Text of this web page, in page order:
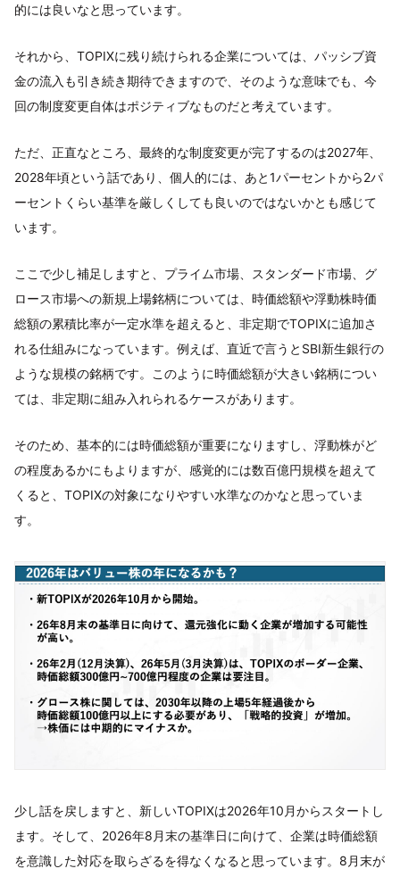
的には良いなと思っています。
それから、TOPIXに残り続けられる企業については、パッシブ資
金の流入も引き続き期待できますので、そのような意味でも、今
回の制度変更自体はポジティブなものだと考えています。
ただ、正直なところ、最終的な制度変更が完了するのは2027年、
2028年頃という話であり、個人的には、あと1パーセントから2パ
ーセントくらい基準を厳しくしても良いのではないかとも感じて
います。
ここで少し補足しますと、プライム市場、スタンダード市場、グ
ロース市場への新規上場銘柄については、時価総額や浮動株時価
総額の累積比率が一定水準を超えると、非定期でTOPIXに追加さ
れる仕組みになっています。例えば、直近で言うとSBI新生銀行の
ような規模の銘柄です。このように時価総額が大きい銘柄につい
ては、非定期に組み入れられるケースがあります。
そのため、基本的には時価総額が重要になりますし、浮動株がど
の程度あるかにもよりますが、感覚的には数百億円規模を超えて
くると、TOPIXの対象になりやすい水準なのかなと思っていま
す。
少し話を戻しますと、新しいTOPIXは2026年10月からスタートし
ます。そして、2026年8月末の基準日に向けて、企業は時価総額
を意識した対応を取らざるを得なくなると思っています。8月末が